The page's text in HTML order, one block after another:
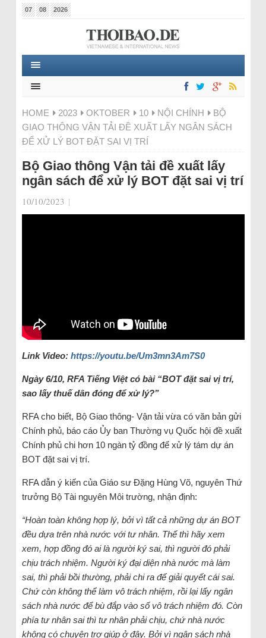
07 08 2026
HOME 2023 OKTOBER 10 NỘI CHÍNH
BỘ
GIAO THÔNG VẬN TẢI ĐỀ XUẤT LẤY NGÂN SÁCH
ĐỂ XỬ LÝ BOT ĐẶT SAI VỊ TRÍ
Bộ Giao thông Vận tải đề xuất lấy
ngân sách để xử lý BOT đặt sai vị trí
10/10/2023 |
Link Video: https://youtu.be/Um3mn3Am7S0
Ngày 6/10, RFA Tiếng Việt có bài “BOT đặt sai vị trí,
sao lấy thuế dân đóng để xử lý?”
RFA cho biết, Bộ Giao thông- Vận tải vừa có văn bản gửi
Chính phủ, báo cáo Ủy ban Thường vụ Quốc hội đề xuất
Chính phủ chi hơn 10 ngàn tỷ đồng để xử lý tám dự án
BOT đặt sai vị trí.
RFA dẫn ý kiến của Giáo sư Đặng Hùng Võ, nguyên Thứ
trưởng Bộ Tài nguyên Môi trường, nhận định:
“Hoàn toàn không hợp lý, bởi vì tất cả những dự án BOT
đều dựa trên nhà nước với tư nhân. Thế thì hãy xem
xem, hợp đồng đó ai là người ký sai, thì người đó phải
chịu trách nhiệm. Người ký đại diện nhà nước mà làm
sai, thì phải bồi thường, phải chi ra để giải quyết cái sai.
Chứ còn không thể làm vô trách nhiệm, rồi lại lấy ngân
sách nhà nước để bù đắp vào số vô trách nhiệm đó. Còn
phía tư nhân sai thì tư nhân phải chịu, chứ nhà nước
không có chuyện trợ giúp ở đây. Bởi vì ngân sách nhà